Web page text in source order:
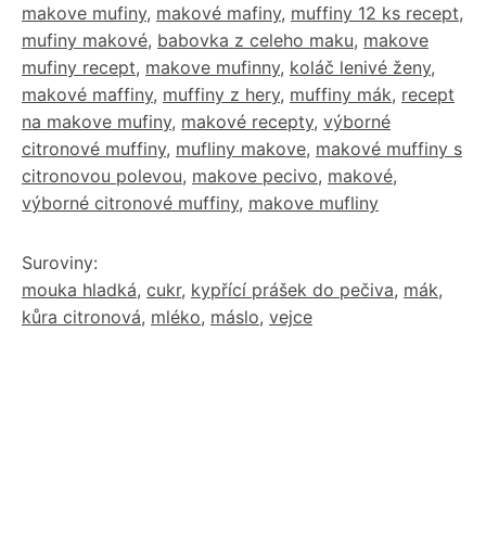
makove mufiny, makové mafiny, muffiny 12 ks recept,
mufiny makové, babovka z celeho maku, makove
mufiny recept, makove mufinny, koláč lenivé ženy,
makové maffiny, muffiny z hery, muffiny mák, recept
na makove mufiny, makové recepty, výborné
citronové muffiny, mufliny makove, makové muffiny s
citronovou polevou, makove pecivo, makové,
výborné citronové muffiny, makove mufliny
Suroviny:
mouka hladká, cukr, kypřící prášek do pečiva, mák,
kůra citronová, mléko, máslo, vejce